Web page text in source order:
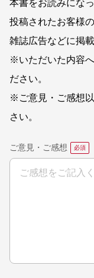
本書をお読みにな
投稿されたお客様
雑誌広告などに掲
※いただいた内容
ださい。
※ご意見・ご感想以
さい。
ご意見・ご感想